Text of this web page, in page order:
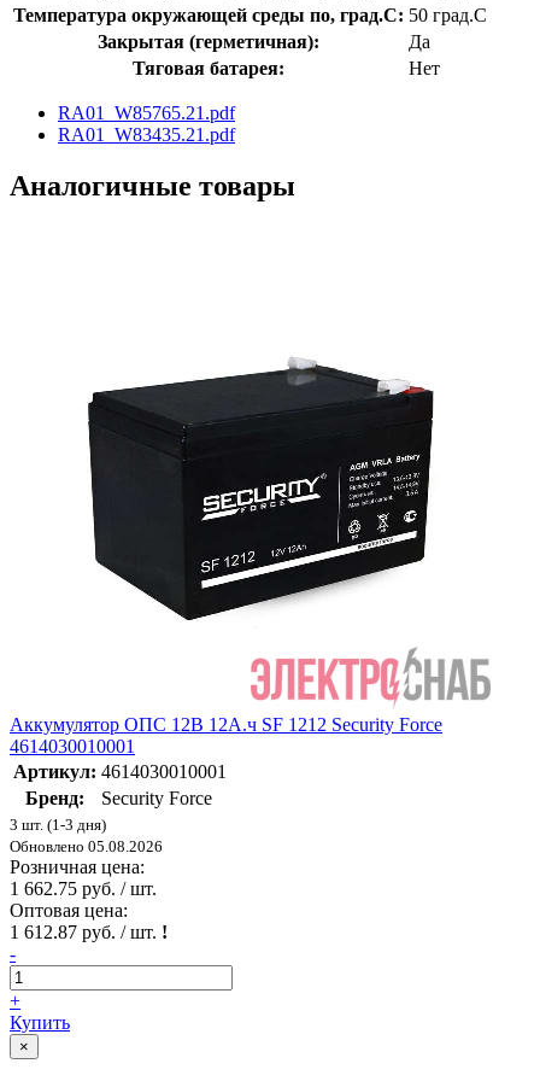
Температура окружающей среды по, град.C: 50 град.C
Закрытая (герметичная):
Да
Тяговая батарея:
Нет
RA01_W85765.21.pdf
RA01_W83435.21.pdf
Аналогичные товары
Аккумулятор ОПС 12В 12А.ч SF 1212 Security Force
4614030010001
Артикул: 4614030010001
Бренд:
Security Force
3 шт. (1-3 дня)
Обновлено 05.08.2026
Розничная цена:
1 662.75 руб. / шт.
Оптовая цена:
1 612.87 руб. / шт. !
-
+
Купить
×